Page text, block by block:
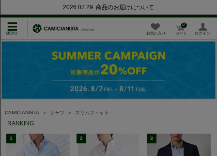
2026.07.29 商品のお届けについて
お気に入り カート
0
ログイン
CAMICIANISTA ＞ シャツ ＞ スリムフィット
RANKING
1 2 3